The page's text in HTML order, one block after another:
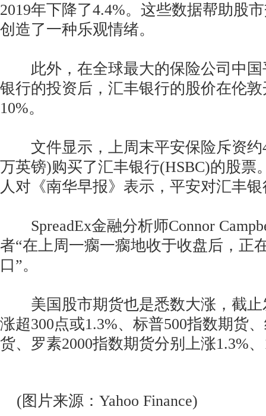
2019年下降了4.4%。这些数据帮助股
创造了一种乐观情绪。
此外，在全球最大的保险公司中国
银行的投资后，汇丰银行的股价在伦
10%。
文件显示，上周末平安保险斥资约
万英镑)购买了汇丰银行(HSBC)的股票
人对《南华早报》表示，平安对汇丰
SpreadEx金融分析师Connor
者“在上周一瘸一瘸地收于收盘后，正
口”。
美国股市期货也是悉数大涨，截止
涨超300点或1.3%、标普500指数期货
货、罗素2000指数期货分别上涨1.3%
(图片来源：Yahoo Finance)